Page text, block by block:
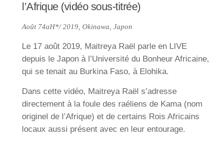
l’Afrique (vidéo sous-titrée)
Août 74aH*/ 2019, Okinawa, Japon
Le 17 août 2019, Maitreya Raël parle en LIVE
depuis le Japon à l’Université du Bonheur Africaine,
qui se tenait au Burkina Faso, à Elohika.
Dans cette vidéo, Maitreya Raël s’adresse
directement à la foule des raéliens de Kama (nom
originel de l’Afrique) et de certains Rois Africains
locaux aussi présent avec en leur entourage.